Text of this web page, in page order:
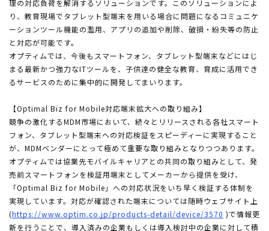
理の対応負荷を解消するソリューションです。このソリューションによ
り、教育現場でタブレット型端末を用いる場合に問題になるコミュニケ
ーションツール機能の濫用、アプリの追加や削除、破損・紛失等の防止
と対応が可能です。
オプティムでは、今後もスマートフォン、タブレット型端末などにはじ
まる最新かつ強力なITツールを、子供達の健全な教育、育成に活用でき
るサービスのために集中的に開発してまいります。
【Optimal Biz for Mobile対応端末拡大への取り組み】
競争の激化するMDM市場において、続々とリリースされる各社スマート
フォン、タブレット型端末への対応検証をスピーディーに実現すること
が、MDMベンダーにとって極めて重要な取り組みとなりつつあります。
オプティムでは協業先モバイルキャリアとの共同の取り組みとして、発
売前スマートフォンを検証用端末としてメーカーから提供を受け、
「Optimal Biz for Mobile」への対応状況をいち早く検証する体制を
実現しています。対応が確認された端末については随時ウェブサイト上
(https://www.optim.co.jp/products-detail/device/3570 )で情報更
新を行うことで、導入済みの企業もしくは導入検討中の企業に対して積